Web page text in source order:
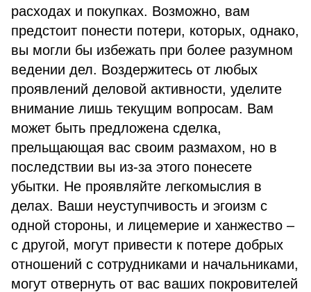
расходах и покупках. Возможно, вам
предстоит понести потери, которых, однако,
вы могли бы избежать при более разумном
ведении дел. Воздержитесь от любых
проявлений деловой активности, уделите
внимание лишь текущим вопросам. Вам
может быть предложена сделка,
прельщающая вас своим размахом, но в
последствии вы из-за этого понесете
убытки. Не проявляйте легкомыслия в
делах. Ваши неуступчивость и эгоизм с
одной стороны, и лицемерие и ханжество –
с другой, могут привести к потере добрых
отношений с сотрудниками и начальниками,
могут отвернуть от вас ваших покровителей